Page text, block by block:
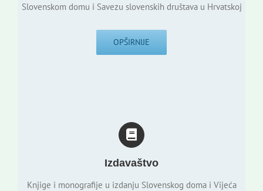
Slovenskom domu i Savezu slovenskih društava u Hrvatskoj
OPŠIRNIJE
Izdavaštvo
Knjige i monografije u izdanju Slovenskog doma i Vijeća